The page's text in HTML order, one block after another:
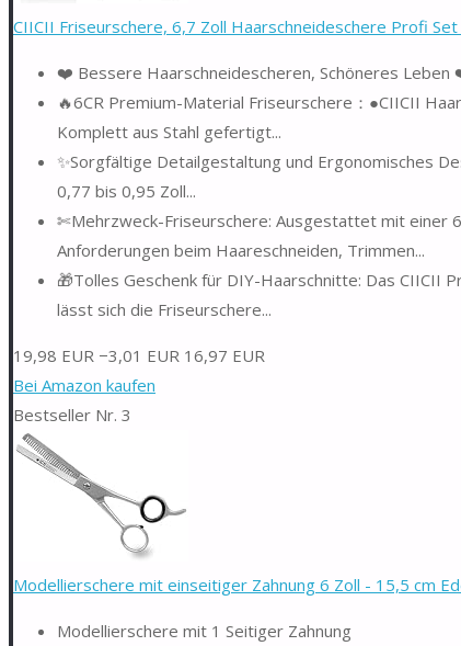
CIICII Friseurschere, 6,7 Zoll Haarschneideschere Profi Set
❤️ Bessere Haarschneidescheren, Schöneres Leben
🔥6CR Premium-Material Friseurschere：●CIICII
Komplett aus Stahl gefertigt...
✨Sorgfältige Detailgestaltung und Ergonomisches
0,77 bis 0,95 Zoll...
✄Mehrzweck-Friseurschere: Ausgestattet mit einer
Anforderungen beim Haareschneiden, Trimmen...
🎁Tolles Geschenk für DIY-Haarschnitte: Das CIICII
lässt sich die Friseurschere...
19,98 EUR −3,01 EUR 16,97 EUR
Bei Amazon kaufen
Bestseller Nr. 3
Modellierschere mit einseitiger Zahnung 6 Zoll - 15,5 cm
Modellierschere mit 1 Seitiger Zahnung